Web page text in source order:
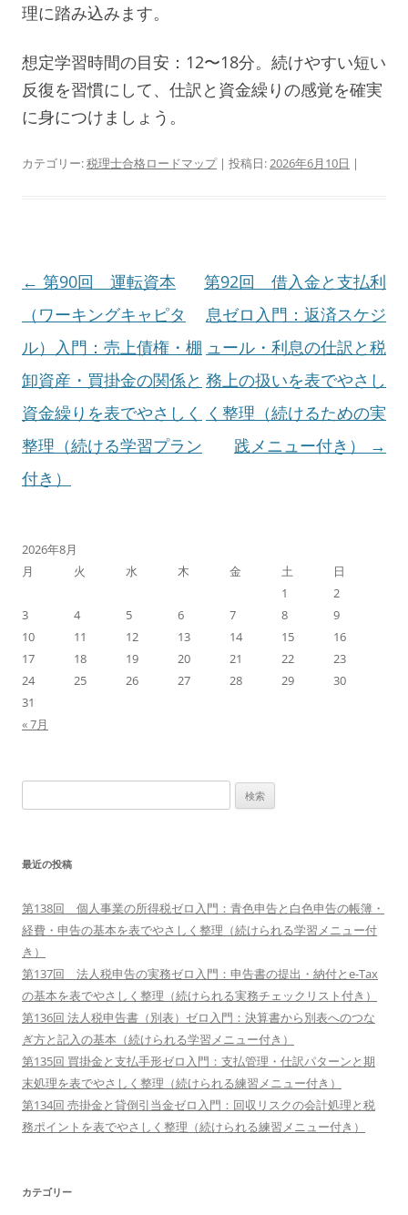
理に踏み込みます。
想定学習時間の目安：12〜18分。続けやすい短い
反復を習慣にして、仕訳と資金繰りの感覚を確実
に身につけましょう。
カテゴリー:税理士合格ロードマップ| 投稿日:2026年6月10日 |
投
稿
ナ
ビ
ゲ
ー
シ
ン
← 第90回 運転資本
（ワーキングキャピタ
ル）入門：売上債権・棚
卸資産・買掛金の関係と
資金繰りを表でやさしく
整理（続ける学習プラン
付き）
第92回 借入金と支払利
息ゼロ入門：返済スケジ
ュール・利息の仕訳と税
務上の扱いを表でやさし
く整理（続けるための実
践メニュー付き）
→
2026年8月
月
火 水 木 金 土
日
1
2
3
4 5 6 7 8
9
10
11 12 13 14 15
16
17
18 19 20 21 22
23
24
25 26 27 28 29
30
31
« 7月
索:
最近の投稿
第138回 個人事業の所得税ゼロ入門：青色申告と白色申告の帳簿・
経費・申告の基本を表でやさしく整理（続けられる学習メニュー付
き）
第137回 法人税申告の実務ゼロ入門：申告書の提出・納付とe-Tax
の基本を表でやさしく整理（続けられる実務チェックリスト付き）
第136回 法人税申告書（別表）ゼロ入門：決算書から別表へのつな
ぎ方と記入の基本（続けられる学習メニュー付き）
第135回 買掛金と支払手形ゼロ入門：支払管理・仕訳パターンと期
末処理を表でやさしく整理（続けられる練習メニュー付き）
第134回 売掛金と貸倒引当金ゼロ入門：回収リスクの会計処理と税
務ポイントを表でやさしく整理（続けられる練習メニュー付き）
カテゴリー